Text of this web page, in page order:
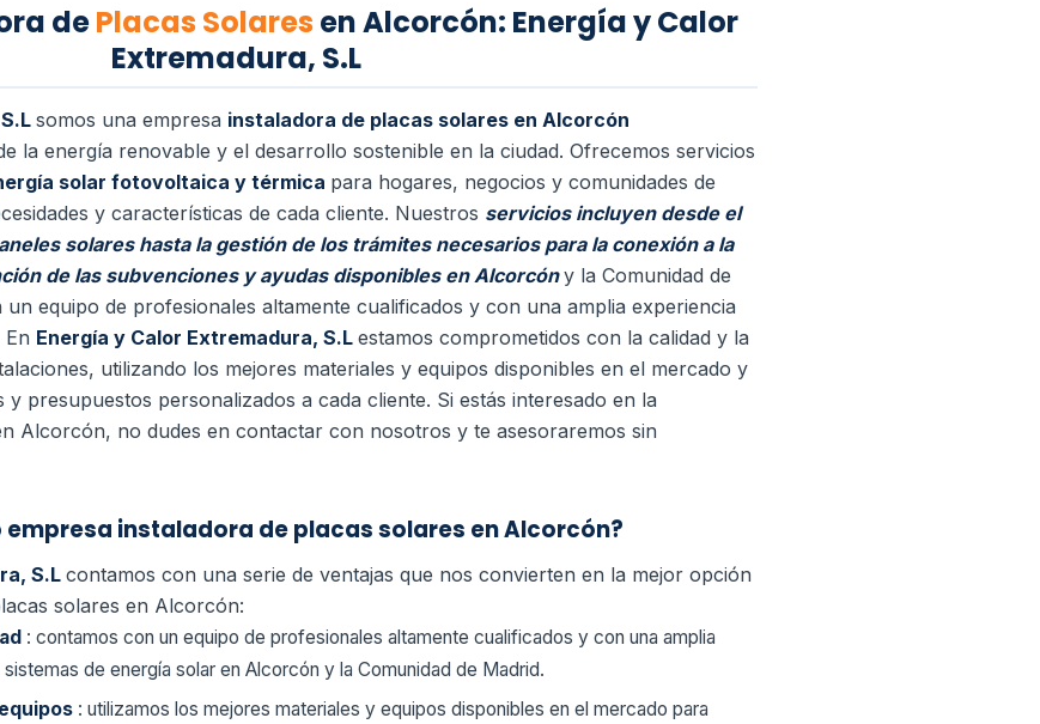
dePlacas Solares en Alcorcón: Energía y Calor
Extremadura, S.L
somos una empresa instaladora de placas solares en Alcorcón
la energía renovable y el desarrollo sostenible en la ciudad. Ofrecemos servicios
solar fotovoltaica y térmica para hogares, negocios y comunidades de
y características de cada cliente. Nuestros servicios incluyen desde el
solares hasta la gestión de los trámites necesarios para la conexión a la
de las subvenciones y ayudas disponibles en Alcorcóny la Comunidad de
equipo de profesionales altamente cualificados y con una amplia experiencia
En Energía y Calor Extremadura, S.L estamos comprometidos con la calidad y la
utilizando los mejores materiales y equipos disponibles en el mercado y
presupuestos personalizados a cada cliente. Si estás interesado en la
Alcorcón, no dudes en contactar con nosotros y te asesoraremos sin
empresa instaladora de placas solares en Alcorcón?
S.L contamos con una serie de ventajas que nos convierten en la mejor opción
solares en Alcorcón:
: contamos con un equipo de profesionales altamente cualificados y con una amplia
de energía solar en Alcorcón y la Comunidad de Madrid.
: utilizamos los mejores materiales y equipos disponibles en el mercado para